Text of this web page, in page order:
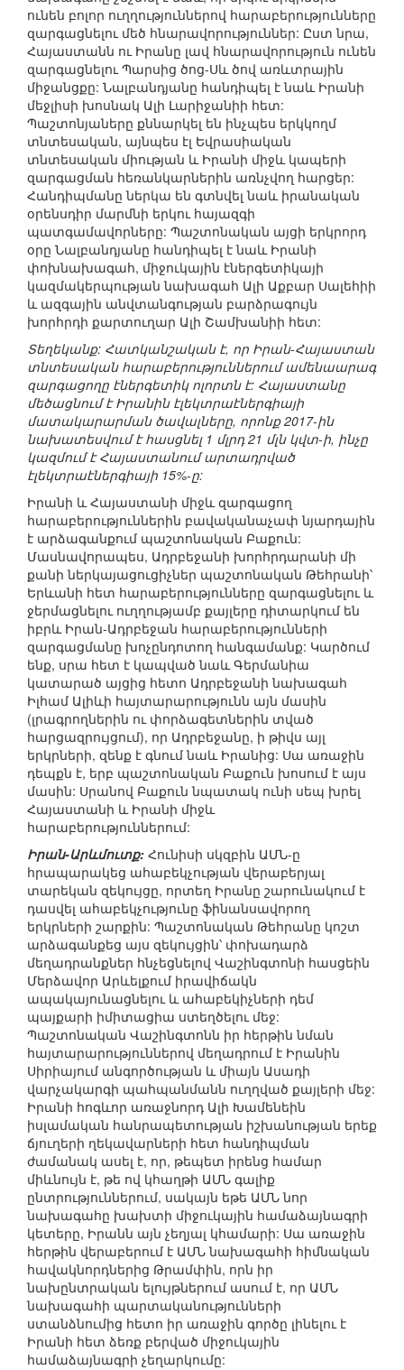
ունեն բոլոր ուղղություններով հարաբերությունները
զարգացնելու մեծ հնարավորություններ: Ըստ նրա,
Հայաստանն ու Իրանը լավ հնարավորություն ունեն
զարգացնելու Պարսից ծոց-Սև ծով առևտրային
միջանցքը: Նալբանդյանը հանդիպել է նաև Իրանի
մեջլիսի խոսնակ Ալի Լարիջանիի հետ:
Պաշտոնյաները քննարկել են ինչպես երկկողմ
տնտեսական, այնպես էլ Եվրասիական
տնտեսական միության և Իրանի միջև կապերի
զարգացման հեռանկարներին առնչվող հարցեր:
Հանդիպմանը ներկա են գտնվել նաև իրանական
օրենսդիր մարմնի երկու հայազգի
պատգամավորները: Պաշտոնական այցի երկրորդ
օրը Նալբանդյանը հանդիպել է նաև Իրանի
փոխնախագահ, միջուկային էներգետիկայի
կազմակերպության նախագահ Ալի Աքբար Սալեհիի
և ազգային անվտանգության բարձրագույն
խորհրդի քարտուղար Ալի Շամխանիի հետ:
Տեղեկանք: Հատկանշական է, որ Իրան-Հայաստան
տնտեսական հարաբերություններում ամենաարագ
զարգացողը էներգետիկ ոլորտն է: Հայաստանը
մեծացնում է Իրանին էլեկտրաէներգիայի
մատակարարման ծավալները, որոնք 2017-ին
նախատեսվում է հասցնել 1 մլրդ 21 մլն կվտ-ի, ինչը
կազմում է Հայաստանում արտադրված
էլեկտրաէներգիայի 15%-ը:
Իրանի և Հայաստանի միջև զարգացող
հարաբերություններին բավականաչափ նյարդային
է արձագանքում պաշտոնական Բաքուն:
Մասնավորապես, Ադրբեջանի խորհրդարանի մի
քանի ներկայացուցիչներ պաշտոնական Թեհրանի՝
Երևանի հետ հարաբերությունները զարգացնելու և
ջերմացնելու ուղղությամբ քայլերը դիտարկում են
իբրև Իրան-Ադրբեջան հարաբերությունների
զարգացմանը խոչընդոտող հանգամանք: Կարծում
ենք, սրա հետ է կապված նաև Գերմանիա
կատարած այցից հետո Ադրբեջանի նախագահ
Իլհամ Ալիևի հայտարարությունն այն մասին
(լրագրողներին ու փորձագետներին տված
հարցազրույցում), որ Ադրբեջանը, ի թիվս այլ
երկրների, զենք է գնում նաև Իրանից: Սա առաջին
դեպքն է, երբ պաշտոնական Բաքուն խոսում է այս
մասին: Սրանով Բաքուն նպատակ ունի սեպ խրել
Հայաստանի և Իրանի միջև
հարաբերություններում:
Իրան-Արևմուտք: Հունիսի սկզբին ԱՄՆ-ը
հրապարակեց ահաբեկչության վերաբերյալ
տարեկան զեկույցը, որտեղ Իրանը շարունակում է
դասվել ահաբեկչությունը ֆինանսավորող
երկրների շարքին: Պաշտոնական Թեհրանը կոշտ
արձագանքեց այս զեկույցին՝ փոխադարձ
մեղադրանքներ հնչեցնելով Վաշինգտոնի հասցեին
Մերձավոր Արևելքում իրավիճակն
ապակայունացնելու և ահաբեկիչների դեմ
պայքարի իմիտացիա ստեղծելու մեջ:
Պաշտոնական Վաշինգտոնն իր հերթին նման
հայտարարություններով մեղադրում է Իրանին
Սիրիայում անգործության և միայն Ասադի
վարչակարգի պահպանմանն ուղղված քայլերի մեջ:
Իրանի հոգևոր առաջնորդ Ալի Խամենեին
իսլամական հանրապետության իշխանության երեք
ճյուղերի ղեկավարների հետ հանդիպման
ժամանակ ասել է, որ, թեպետ իրենց համար
միևնույն է, թե ով կհաղթի ԱՄՆ գալիք
ընտրություններում, սակայն եթե ԱՄՆ նոր
նախագահը խախտի միջուկային համաձայնագրի
կետերը, Իրանն այն չեղյալ կհամարի: Սա առաջին
հերթին վերաբերում է ԱՄՆ նախագահի հիմնական
հավակնորդներից Թրամփին, որն իր
նախընտրական ելույթներում ասում է, որ ԱՄՆ
նախագահի պարտականությունների
ստանձնումից հետո իր առաջին գործը լինելու է
Իրանի հետ ձեռք բերված միջուկային
համաձայնագրի չեղարկումը: